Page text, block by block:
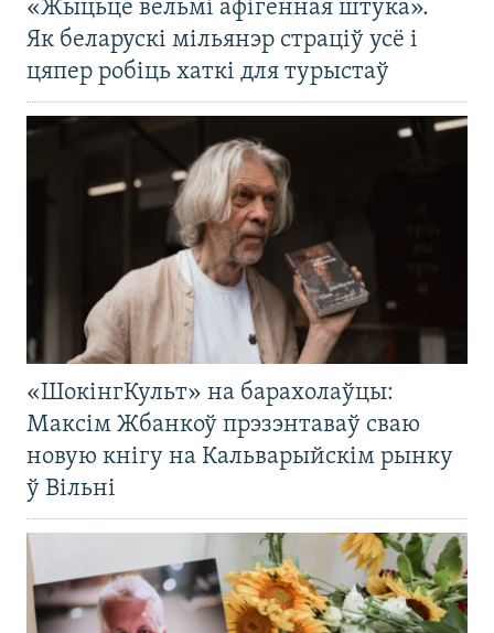
«Жыцьцё вельмі афігенная штука».
Як беларускі мільянэр страціў усё і
цяпер робіць хаткі для турыстаў
«ШокінгКульт» на барахолаўцы:
Максім Жбанкоў прэзэнтаваў сваю
новую кнігу на Кальварыйскім рынку
ў Вільні